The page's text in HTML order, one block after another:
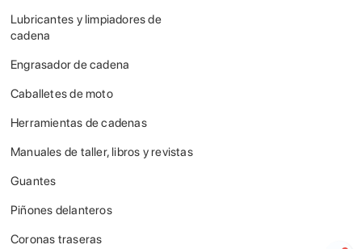
Lubricantes y limpiadores de
cadena
Engrasador de cadena
Caballetes de moto
Herramientas de cadenas
Manuales de taller, libros y revistas
Guantes
Piñones delanteros
Coronas traseras